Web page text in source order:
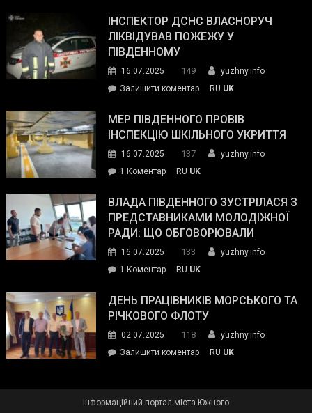
провів
нараду
силових
та
органів:
«Наш
спільний
окупанти.
Маємо
діяти
команда
ІНСПЕКТОР ДСНС ВЛАСНОРУЧ
ЛІКВІДУВАВ ПОЖЕЖУ У
ПІВДЕННОМУ
16.07.2025 149
yuzhny.info
Залишити коментарon
ДСНС
власноруч
пожежу
у
RU UK
МЕР ПІВДЕННОГО ПРОВІВ
ІНСПЕКЦІЮ ШКІЛЬНОГО УКРИТТЯ
16.07.2025 137
yuzhny.info
1 Коментардо
Південного
провів
інспекцію
укриття
RU UK
ВЛАДА ПІВДЕННОГО ЗУСТРІЛАСЯ З
ПРЕДСТАВНИКАМИ МОЛОДІЖНОЇ
РАДИ: ЩО ОБГОВОРЮВАЛИ
16.07.2025 133
yuzhny.info
1 Коментардо
Південного
зустрілася
представниками
молодіжної
обговорювали
RU UK
ДЕНЬ ПРАЦІВНИКІВ МОРСЬКОГО ТА
РІЧКОВОГО ФЛОТУ
02.07.2025 118
yuzhny.info
Залишити коментарon
RU UK
Інформаційний портал міста Южного